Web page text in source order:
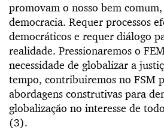
promovam o nosso bem
democracia. Requer processos
democráticos e requer diálogo
realidade. Pressionaremos o
necessidade de globalizar a
tempo, contribuiremos no FSM
abordagens construtivas para
globalização no interesse de
(3).